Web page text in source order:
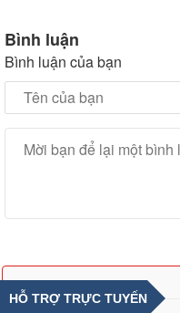
Bình luận
Bình luận của bạn
HỖ TRỢ TRỰC TUYẾN